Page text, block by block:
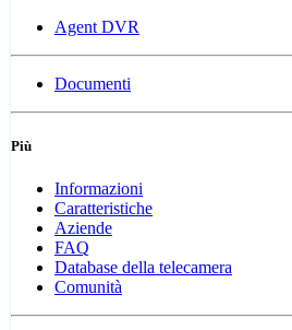
Agent DVR
Documenti
Più
Informazioni
Caratteristiche
Aziende
FAQ
Database della telecamera
Comunità